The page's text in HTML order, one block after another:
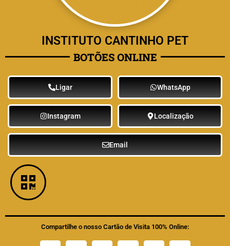
INSTITUTO CANTINHO PET
BOTÕES ONLINE
Ligar WhatsApp
Instagram Localização
Email
Compartilhe o nosso Cartão de Visita 100% Online: